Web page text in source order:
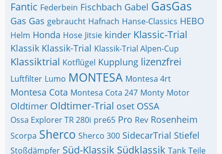
Fantic Federbein Fischbach Gabel GasGas
Gas Gas gebraucht Hafnach Hanse-Classics HEBO
Helm Honda Hose Jitsie kinder Klassic-Trial
Klassik Klassik-Trial Klassik-Trial Alpen-Cup
Klassiktrial Kotflügel Kupplung lizenzfrei
Luftfilter Lumo MONTESA Montesa 4rt
Montesa Cota Montesa Cota 247 Monty Motor
Oldtimer Oldtimer-Trial oset OSSA
Ossa Explorer TR 280i pre65 Pro Rev Rosenheim
Scorpa Sherco Sherco 300 SidecarTrial Stiefel
Stoßdämpfer Süd-Klassik Südklassik Tank Teile